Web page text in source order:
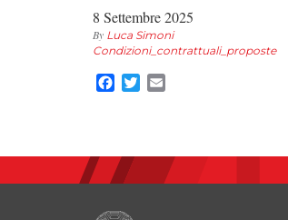
8 Settembre 2025
By Luca Simoni
Condizioni_contrattuali_proposte
Facebook
Twitter